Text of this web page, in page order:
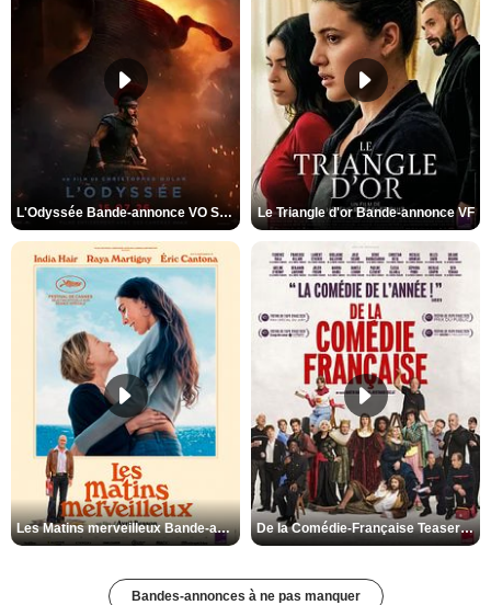
L'Odyssée Bande-annonce VO STFR Le Triangle d'or Bande-annonce VF
Les Matins merveilleux Bande-annonce VF De la Comédie-Française Teaser VF
Bandes-annonces à ne pas manquer